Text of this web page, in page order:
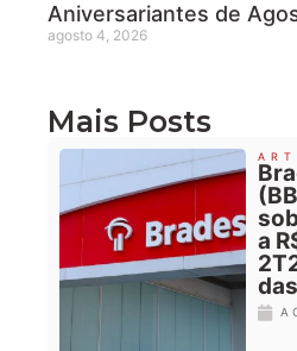
Aniversariantes de
agosto 4, 2026
Mais Posts
a